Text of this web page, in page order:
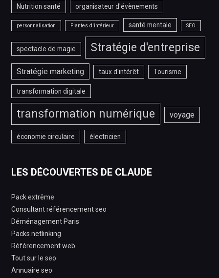
Nutrition santé organisateur d'évènements
personnalisation Plantes d'intérieur santé mentale SEO
spectacle de magie Stratégie d'entreprise
Stratégie marketing taux d'intérêt Tourisme
transformation digitale
transformation numérique voyage
économie circulaire électricien
LES DÉCOUVERTES DE CLAUDE
Pack extrême
Consultant référencement seo
Déménagement Paris
Packs netlinking
Référencement web
Tout sur le seo
Annuaire seo